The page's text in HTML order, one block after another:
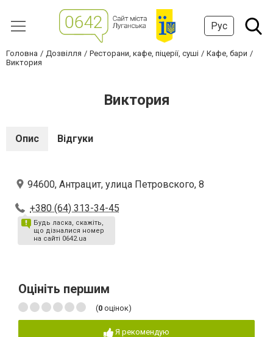
Рус
Головна Дозвілля Ресторани, кафе, піцерії, суші
Кафе, бари
Виктория
Виктория
Опис Відгуки
94600, Антрацит, улица Петровского, 8
+380 (64) 313-34-45
Будь ласка, скажіть,
що дізналися номер
на сайті 0642.ua
Оцініть першим
(0 оцінок)
Я рекомендую